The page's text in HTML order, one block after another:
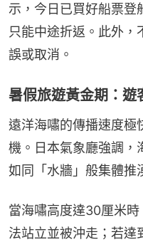
示，今日已買好船票登
只能中途折返。此外，
誤或取消。
暑假旅遊黃金期：遊
遠洋海嘯的傳播速度極
機。日本氣象廳強調，
如同「水牆」般集體推
當海嘯高度達30厘米
法站立並被沖走；若達